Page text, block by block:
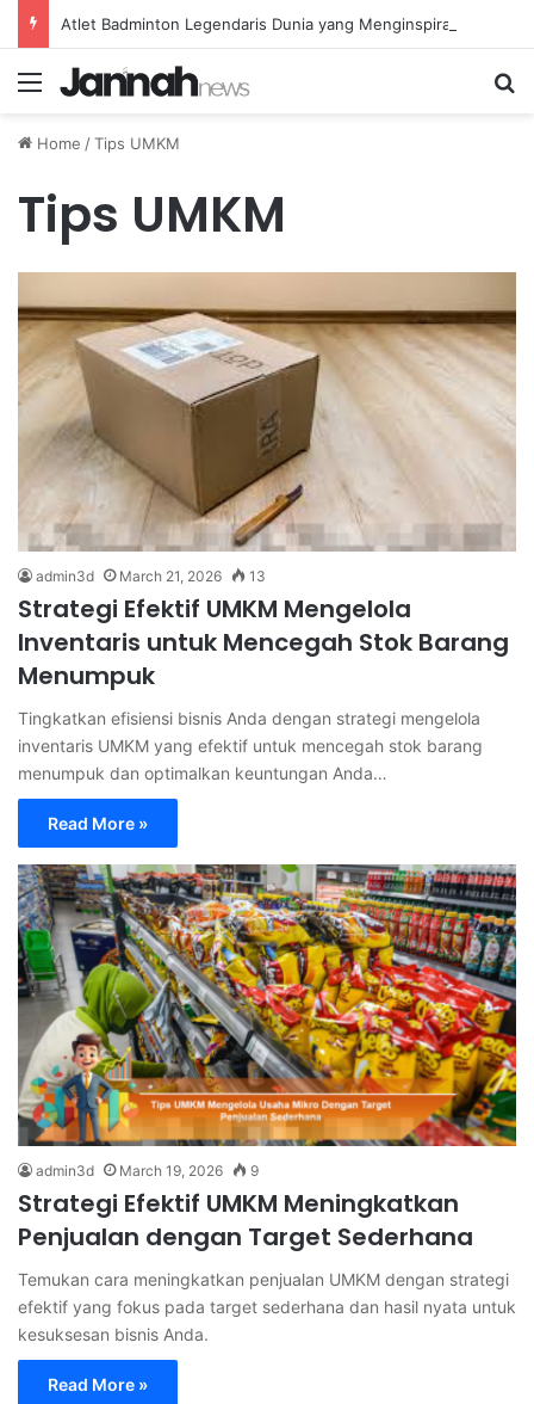
Menu
Home /Tips UMKM
Tips UMKM
admin3d March 21, 2026 13
Strategi Efektif UMKM Mengelola
Inventaris untuk Mencegah Stok Barang
Menumpuk
Tingkatkan efisiensi bisnis Anda dengan strategi mengelola
inventaris UMKM yang efektif untuk mencegah stok barang
menumpuk dan optimalkan keuntungan Anda…
Read More »
admin3d March 19, 2026 9
Strategi Efektif UMKM Meningkatkan
Penjualan dengan Target Sederhana
Temukan cara meningkatkan penjualan UMKM dengan strategi
efektif yang fokus pada target sederhana dan hasil nyata untuk
kesuksesan bisnis Anda.
Read More »